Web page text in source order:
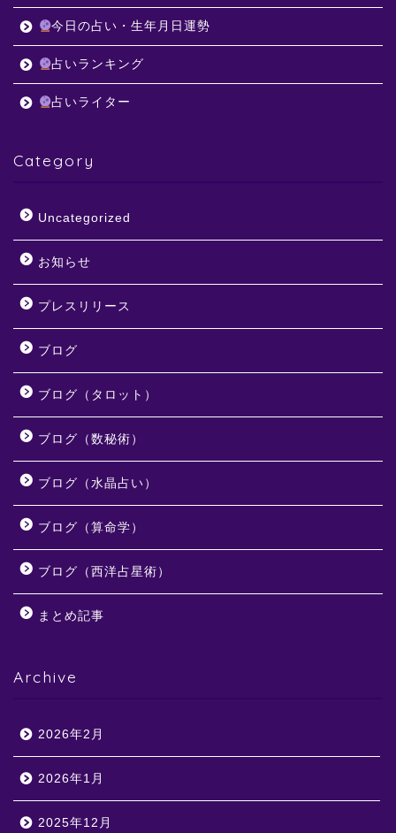
今日の占い・生年月日運勢
占いランキング
占いライター
Category
Uncategorized
お知らせ
プレスリリース
ブログ
ブログ（タロット）
ブログ（数秘術）
ブログ（水晶占い）
ブログ（算命学）
ブログ（西洋占星術）
まとめ記事
Archive
2026年2月
2026年1月
2025年12月